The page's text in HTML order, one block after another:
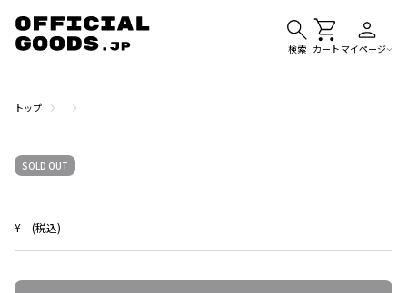
検索 カート マイページ
トップ
SOLD OUT
¥ (税込)